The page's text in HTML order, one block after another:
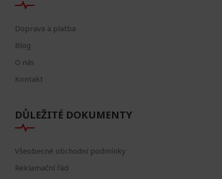
Doprava a platba
Blog
O nás
Kontakt
DŮLEŽITÉ DOKUMENTY
Všeobecné obchodní podmínky
Reklamační řád